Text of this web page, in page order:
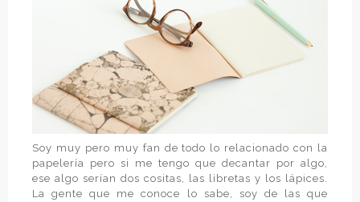
Soy muy pero muy fan de todo lo relacionado con la
papelería pero si me tengo que decantar por algo,
ese algo serían dos cositas, las libretas y los lápices.
La gente que me conoce lo sabe, soy de las que